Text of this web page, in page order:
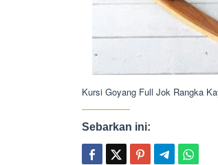
Kursi Goyang Full Jok Rangka
Sebarkan ini: